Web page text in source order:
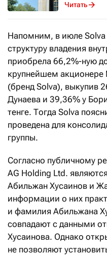
Читать
Напомним, в июле Solva
структуру владения
приобрела 66,2%-ную
крупнейшем
(бренд Solva), выкупив
Дунаева и 39,36% у
тенге. Тогда Solva
проведена для
группы.
Согласно публичному
AG Holding Ltd.
Абильжан Хусаинов и
информации о них
и фамилия Абильжана
совпадают с данными
Хусаинова. Однако
не позволяют